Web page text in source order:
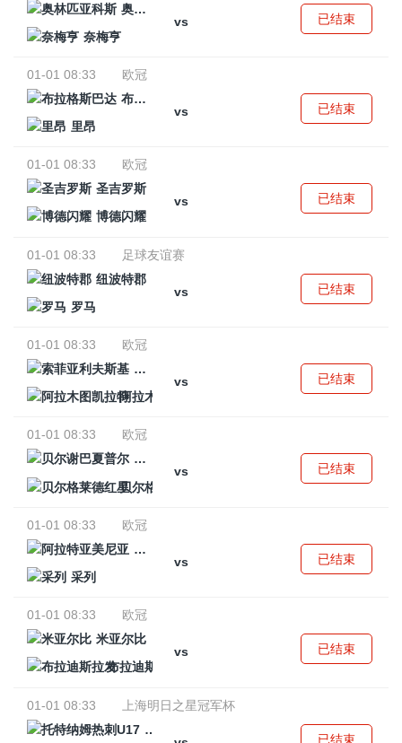
奥林匹亚科斯
vs
奈梅亨
已结束
01-01 08:33
欧冠
布拉格斯巴达
vs
里昂
已结束
01-01 08:33
欧冠
圣吉罗斯
vs
博德闪耀
已结束
01-01 08:33
足球友谊赛
纽波特郡
vs
罗马
已结束
01-01 08:33
欧冠
索菲亚利夫斯基
vs
阿拉木图凯拉特
已结束
01-01 08:33
欧冠
贝尔谢巴夏普尔
vs
贝尔格莱德红星
已结束
01-01 08:33
欧冠
阿拉特亚美尼亚
vs
采列
已结束
01-01 08:33
欧冠
米亚尔比
vs
布拉迪斯拉发
已结束
01-01 08:33
上海明日之星冠军杯
托特纳姆热刺U17
已结束